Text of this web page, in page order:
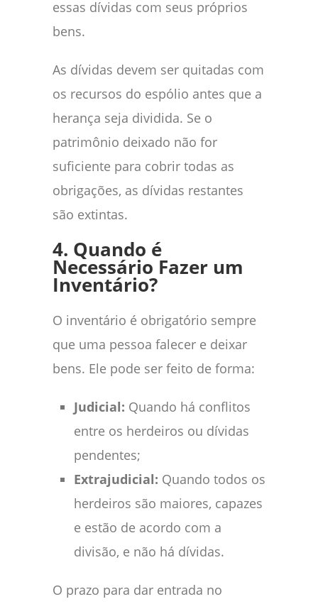
essas dívidas com seus próprios
bens.
As dívidas devem ser quitadas com
os recursos do espólio antes que a
herança seja dividida. Se o
patrimônio deixado não for
suficiente para cobrir todas as
obrigações, as dívidas restantes
são extintas.
4. Quando é
Necessário Fazer um
Inventário?
O inventário é obrigatório sempre
que uma pessoa falecer e deixar
bens. Ele pode ser feito de forma:
Judicial: Quando há conflitos
entre os herdeiros ou dívidas
pendentes;
Extrajudicial: Quando todos os
herdeiros são maiores, capazes
e estão de acordo com a
divisão, e não há dívidas.
O prazo para dar entrada no